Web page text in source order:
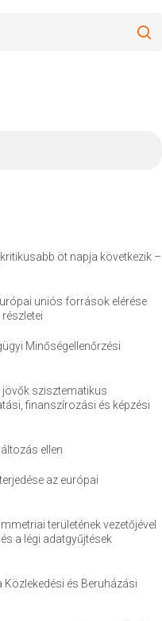
öt napja következik –
uniós források elérése
Minőségellenőrzési
szisztematikus
finanszírozási és képzési
ellen
az európai
területének vezetőjével
a légi adatgyűjtések
Közlekedési és Beruházási